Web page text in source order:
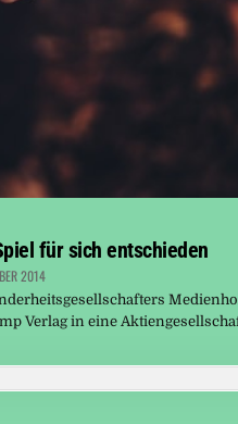
für sich entschieden
2014
Verlag in eine